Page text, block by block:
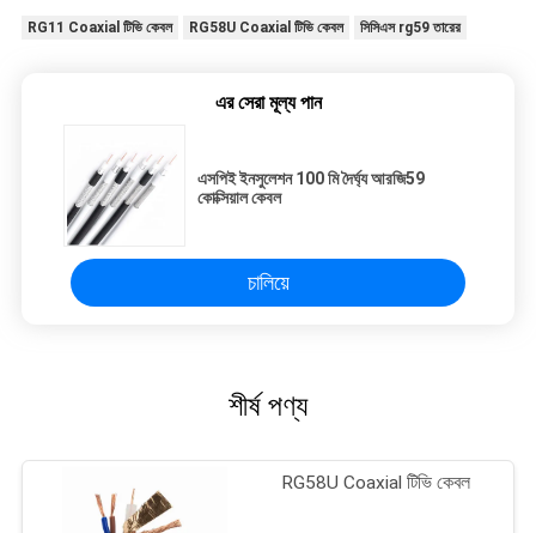
RG11 Coaxial টিভি কেবল RG58U Coaxial টিভি কেবল সিসিএস rg59 তারের
এর সেরা মূল্য পান
এসপিই ইনসুলেশন 100 মি দৈর্ঘ্য আরজি59
কোক্সিয়াল কেবল
চালিয়ে
শীর্ষ পণ্য
RG58U Coaxial টিভি কেবল